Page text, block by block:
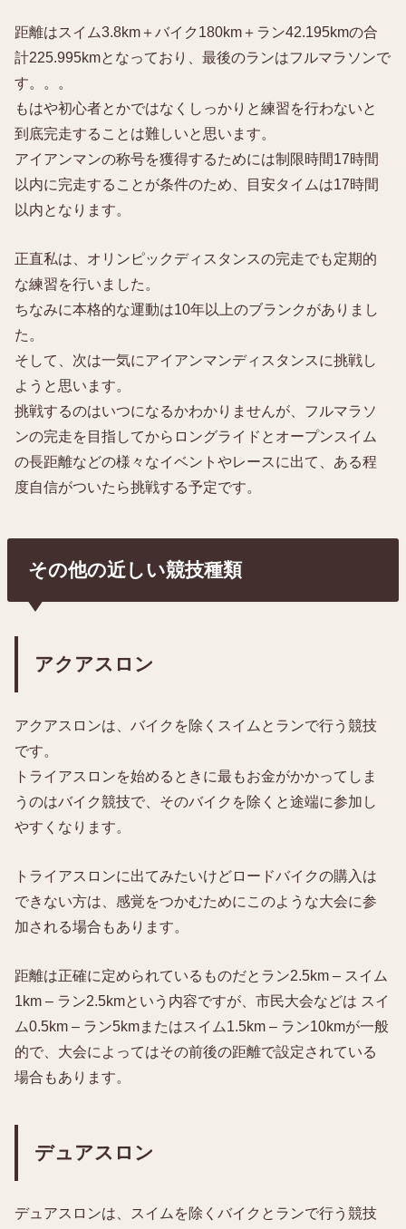
距離はスイム3.8km＋バイク180km＋ラン42.195kmの合
計225.995kmとなっており、最後のランはフルマラソンで
す。。。
もはや初心者とかではなくしっかりと練習を行わないと
到底完走することは難しいと思います。
アイアンマンの称号を獲得するためには制限時間17時間
以内に完走することが条件のため、目安タイムは17時間
以内となります。
正直私は、オリンピックディスタンスの完走でも定期的
な練習を行いました。
ちなみに本格的な運動は10年以上のブランクがありまし
た。
そして、次は一気にアイアンマンディスタンスに挑戦し
ようと思います。
挑戦するのはいつになるかわかりませんが、フルマラソ
ンの完走を目指してからロングライドとオープンスイム
の長距離などの様々なイベントやレースに出て、ある程
度自信がついたら挑戦する予定です。
その他の近しい競技種類
アクアスロン
アクアスロンは、バイクを除くスイムとランで行う競技
です。
トライアスロンを始めるときに最もお金がかかってしま
うのはバイク競技で、そのバイクを除くと途端に参加し
やすくなります。
トライアスロンに出てみたいけどロードバイクの購入は
できない方は、感覚をつかむためにこのような大会に参
加される場合もあります。
距離は正確に定められているものだとラン2.5km – スイム
1km – ラン2.5kmという内容ですが、市民大会などは スイ
ム0.5km – ラン5kmまたはスイム1.5km – ラン10kmが一般
的で、大会によってはその前後の距離で設定されている
場合もあります。
デュアスロン
デュアスロンは、スイムを除くバイクとランで行う競技